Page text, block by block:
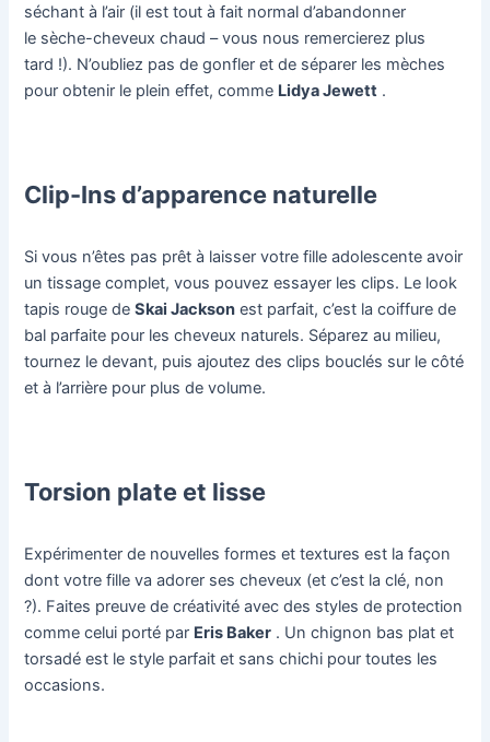
séchant à l’air (il est tout à fait normal d’abandonner
le sèche-cheveux chaud – vous nous remercierez plus
tard !). N’oubliez pas de gonfler et de séparer les mèches
pour obtenir le plein effet, comme Lidya Jewett .
Clip-Ins d’apparence naturelle
Si vous n’êtes pas prêt à laisser votre fille adolescente avoir
un tissage complet, vous pouvez essayer les clips. Le look
tapis rouge deSkai Jackson est parfait, c’est la coiffure de
bal parfaite pour les cheveux naturels. Séparez au milieu,
tournez le devant, puis ajoutez des clips bouclés sur le côté
et à l’arrière pour plus de volume.
Torsion plate et lisse
Expérimenter de nouvelles formes et textures est la façon
dont votre fille va adorer ses cheveux (et c’est la clé, non
?). Faites preuve de créativité avec des styles de protection
comme celui porté par Eris Baker . Un chignon bas plat et
torsadé est le style parfait et sans chichi pour toutes les
occasions.